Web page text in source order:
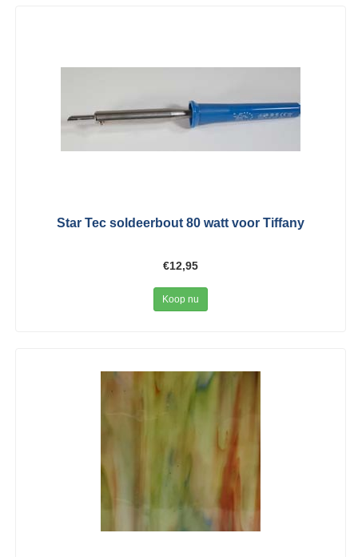
Star Tec soldeerbout 80 watt voor Tiffany
€12,95
Koop nu